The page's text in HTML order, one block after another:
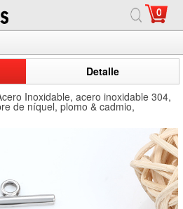
0
Detalle
Inoxidable, acero inoxidable 304,
de níquel, plomo & cadmio,
32